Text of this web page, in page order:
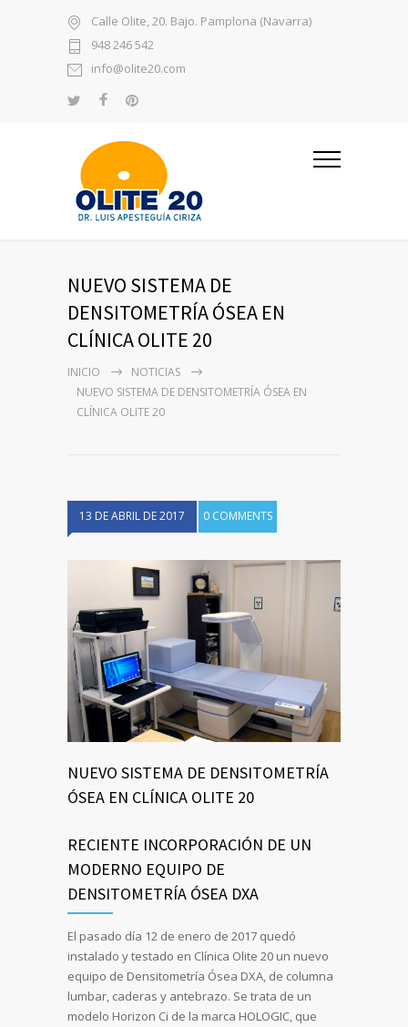
Calle Olite, 20. Bajo. Pamplona (Navarra)
948 246 542
info@olite20.com
NUEVO SISTEMA DE
DENSITOMETRÍA ÓSEA EN
CLÍNICA OLITE 20
INICIO
NOTICIAS
NUEVO SISTEMA DE DENSITOMETRÍA ÓSEA EN
CLÍNICA OLITE 20
13 DE ABRIL DE 2017 0 COMMENTS
NUEVO SISTEMA DE DENSITOMETRÍA
ÓSEA EN CLÍNICA OLITE 20
RECIENTE INCORPORACIÓN DE UN
MODERNO EQUIPO DE
DENSITOMETRÍA ÓSEA DXA
El pasado día 12 de enero de 2017 quedó
instalado y testado en Clínica Olite 20 un nuevo
equipo de Densitometría Ósea DXA, de columna
lumbar, caderas y antebrazo. Se trata de un
modelo Horizon Ci de la marca HOLOGIC, que